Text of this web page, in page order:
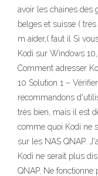
avoir les chaines des
belges et suisse (
m aider,( faut il Si
Kodi sur Windows
Comment adresser
10 Solution 1 –
recommandons
très bien, mais il est
comme quoi Kodi ne
sur les NAS QNAP.
Kodi ne serait plus
QNAP. Ne fonctionne